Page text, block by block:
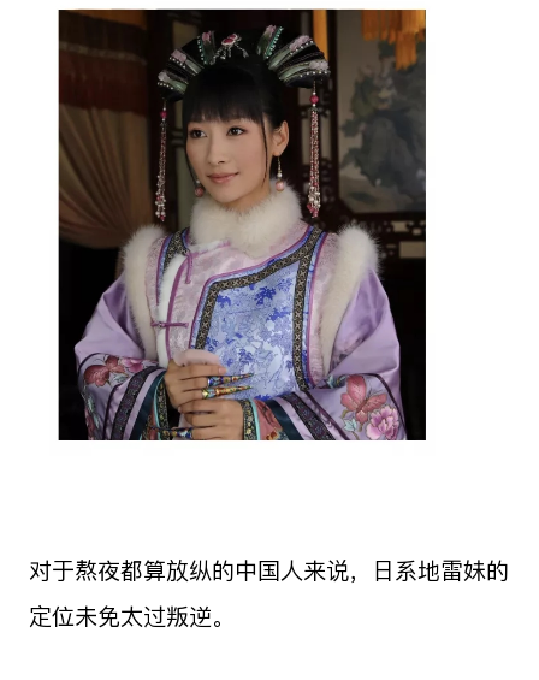
对于熬夜都算放纵的中国人来说，日系地雷妹的
定位未免太过叛逆。